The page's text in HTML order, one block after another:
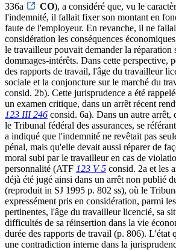
336a
CO), a considéré que, vu le
l'indemnité, il fallait fixer son montant en
faute de l'employeur. En revanche, il ne
considération les conséquences
le travailleur pouvait demander la réparation
dommages-intérêts. Dans cette perspective,
des rapports de travail, l'âge du travailleur
sociale et la conjoncture sur le marché du
consid. 2b). Cette jurisprudence a été
un examen critique, dans un arrêt récent
123 III 246 consid. 6a). Dans un autre arrêt,
le Tribunal fédéral des assurances, se
a indiqué que l'indemnité ne revêtait pas
pénal, mais qu'elle devait aussi réparer de
moral subi par le travailleur en cas de
personnalité (ATF 123 V 5 consid. 2a et les
déjà été jugé ainsi dans un arrêt non publié
(reproduit in SJ 1995 p. 802 ss), où le
expressément pris en considération, parmi
pertinentes, l'âge du travailleur licencié, sa
difficultés de sa réinsertion dans la vie
durée des rapports de travail (p. 806). L'état
une contradiction interne dans la